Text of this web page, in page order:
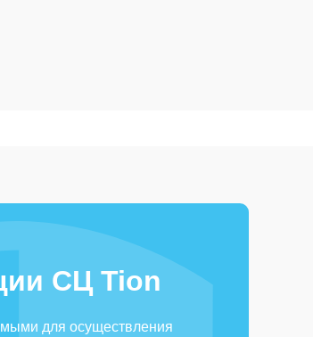
СЦ Tion
для осуществления